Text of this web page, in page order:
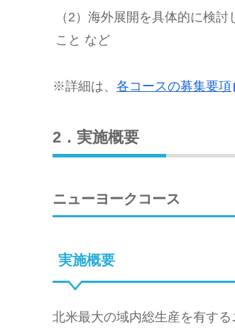
（2）海外展開を具体的に検
こと など
※詳細は、 各コースの募集要項
2．実施概要
ニューヨークコース
実施概要
北米最大の域内総生産を有す